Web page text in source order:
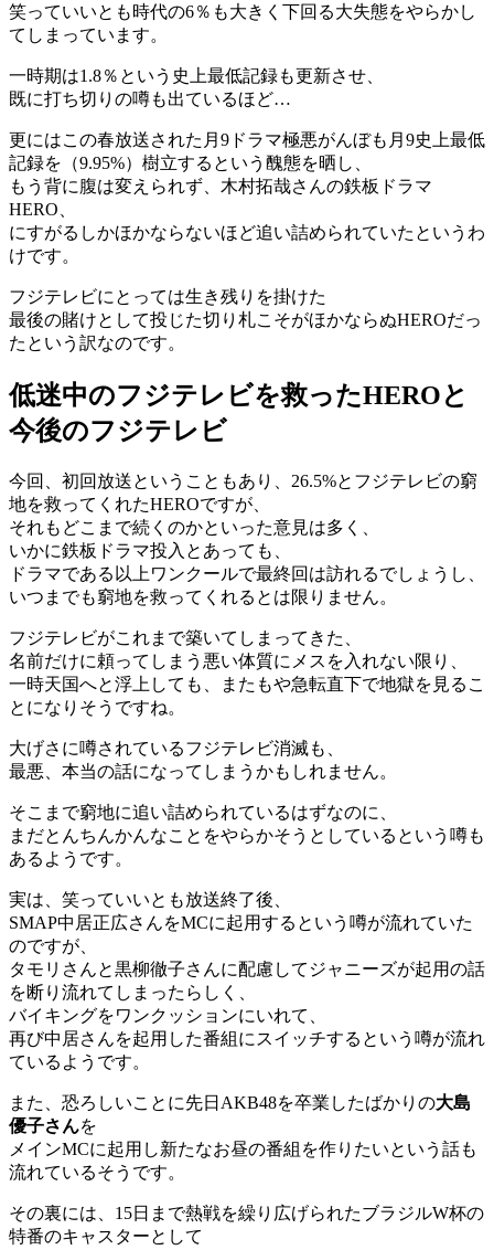
笑っていいとも時代の6％も大きく下回る大失態をやらかし
てしまっています。
一時期は1.8％という史上最低記録も更新させ、
既に打ち切りの噂も出ているほど…
更にはこの春放送された月9ドラマ極悪がんぼも月9史上最低
記録を（9.95%）樹立するという醜態を晒し、
もう背に腹は変えられず、木村拓哉さんの鉄板ドラマ
HERO、
にすがるしかほかならないほど追い詰められていたというわ
けです。
フジテレビにとっては生き残りを掛けた
最後の賭けとして投じた切り札こそがほかならぬHEROだっ
たという訳なのです。
低迷中のフジテレビを救ったHEROと
今後のフジテレビ
今回、初回放送ということもあり、26.5%とフジテレビの窮
地を救ってくれたHEROですが、
それもどこまで続くのかといった意見は多く、
いかに鉄板ドラマ投入とあっても、
ドラマである以上ワンクールで最終回は訪れるでしょうし、
いつまでも窮地を救ってくれるとは限りません。
フジテレビがこれまで築いてしまってきた、
名前だけに頼ってしまう悪い体質にメスを入れない限り、
一時天国へと浮上しても、またもや急転直下で地獄を見るこ
とになりそうですね。
大げさに噂されているフジテレビ消滅も、
最悪、本当の話になってしまうかもしれません。
そこまで窮地に追い詰められているはずなのに、
まだとんちんかんなことをやらかそうとしているという噂も
あるようです。
実は、笑っていいとも放送終了後、
SMAP中居正広さんをMCに起用するという噂が流れていた
のですが、
タモリさんと黒柳徹子さんに配慮してジャニーズが起用の話
を断り流れてしまったらしく、
バイキングをワンクッションにいれて、
再び中居さんを起用した番組にスイッチするという噂が流れ
ているようです。
また、恐ろしいことに先日AKB48を卒業したばかりの大島
優子さんを
メインMCに起用し新たなお昼の番組を作りたいという話も
流れているそうです。
その裏には、15日まで熱戦を繰り広げられたブラジルW杯の
特番のキャスターとして